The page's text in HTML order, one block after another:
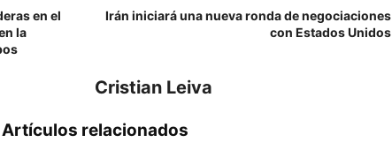
en el
la
Irán iniciará una nueva ronda de negociaciones
con Estados Unidos
Cristian Leiva
Artículos relacionados